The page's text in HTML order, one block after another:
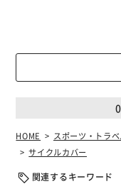
HOME スポーツ・トラ
サイクルカバー
関連するキーワード